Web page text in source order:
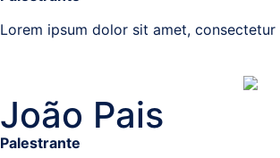
Lorem ipsum dolor sit amet,
João Pais
Palestrante